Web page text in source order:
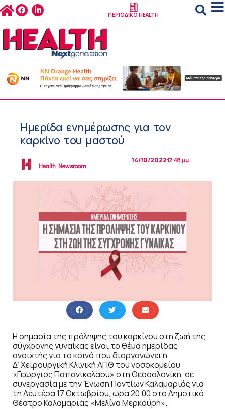
ΠΕΡΙΟΔΙΚΟ HEALTH
Ημερίδα ενημέρωσης για τον
καρκίνο του μαστού
Health Newsroom
14/10/202212:48 μμ
Η σημασία της πρόληψης του καρκίνου στη ζωή της
σύγχρονης γυναίκας είναι το θέμα ημερίδας
ανοιχτής για το κοινό που διοργανώνει η
Δ’ Χειρουργική Κλινική ΑΠΘ του νοσοκομείου
«Γεώργιος Παπανικολάου» στη Θεσσαλονίκη, σε
συνεργασία με την Ένωση Ποντίων Καλαμαριάς για
τη Δευτέρα 17 Οκτωβρίου, ώρα 20.00 στο Δημοτικό
Θέατρο Καλαμαριάς «Μελίνα Μερκούρη».